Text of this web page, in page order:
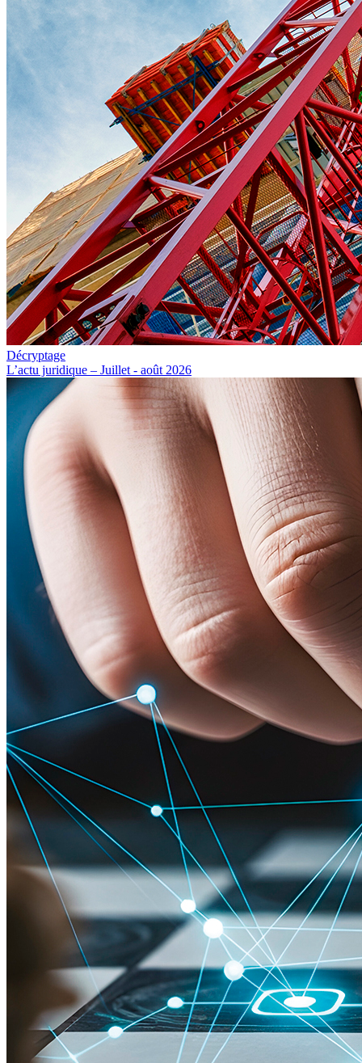
Décryptage
L’actu juridique – Juillet - août 2026